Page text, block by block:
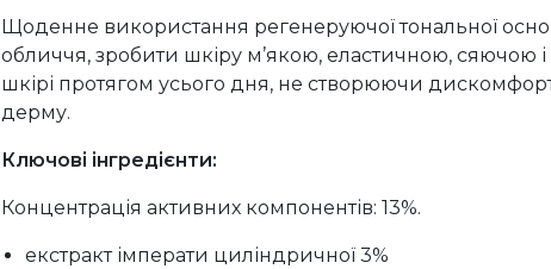
Щоденне використання регенеруючої тональної
обличчя, зробити шкіру м’якою, еластичною, сяючою
шкірі протягом усього дня, не створюючи
дерму.
Ключові інгредієнти:
Концентрація активних компонентів: 13%.
екстракт імперати циліндричної 3%